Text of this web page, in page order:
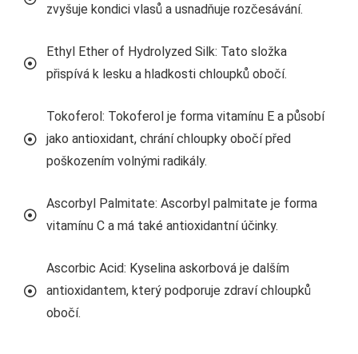
zvyšuje kondici vlasů a usnadňuje rozčesávání.
Ethyl Ether of Hydrolyzed Silk: Tato složka
přispívá k lesku a hladkosti chloupků obočí.
Tokoferol: Tokoferol je forma vitamínu E a působí
jako antioxidant, chrání chloupky obočí před
poškozením volnými radikály.
Ascorbyl Palmitate: Ascorbyl palmitate je forma
vitamínu C a má také antioxidantní účinky.
Ascorbic Acid: Kyselina askorbová je dalším
antioxidantem, který podporuje zdraví chloupků
obočí.